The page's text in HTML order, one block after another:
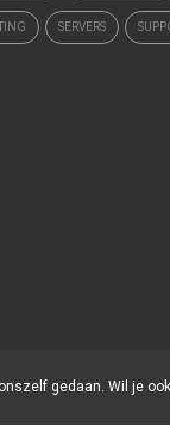
SERVERS
gedaan. Wil je